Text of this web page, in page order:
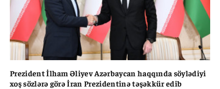
Prezident İlham Əliyev Azərbaycan haqqında söylədiyi
xoş sözlərə görə İran Prezidentinə təşəkkür edib